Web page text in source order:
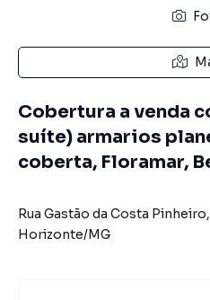
Cobertura a venda
suíte) armarios
coberta, Floramar,
Rua Gastão da Costa Pinheiro,
Horizonte/MG